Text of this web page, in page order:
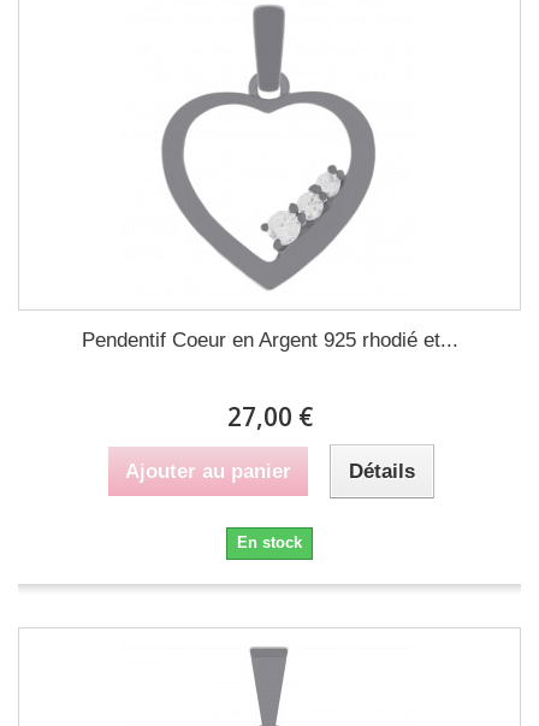
Pendentif Coeur en Argent 925 rhodié et...
27,00 €
Ajouter au panier Détails
En stock